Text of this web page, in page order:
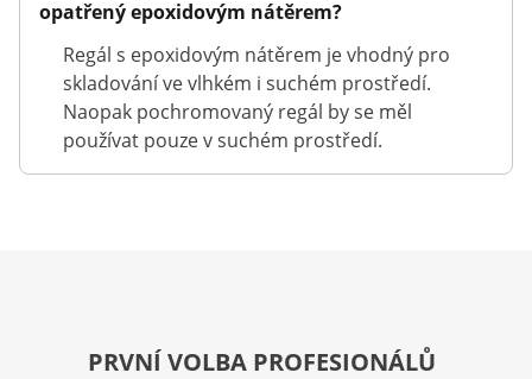
opatřený epoxidovým nátěrem?
Regál s epoxidovým nátěrem je vhodný pro
skladování ve vlhkém i suchém prostředí.
Naopak pochromovaný regál by se měl
používat pouze v suchém prostředí.
PRVNÍ VOLBA PROFESIONÁLŮ